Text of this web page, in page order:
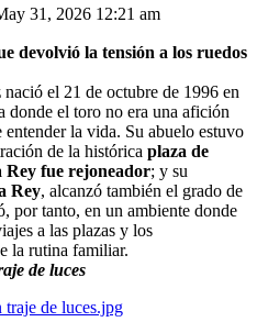
31, 2026 12:21 am
devolvió la tensión a los ruedos
nació el 21 de octubre de 1996 en
donde el toro no era una afición
la vida. Su abuelo estuvo
de la histórica plaza de
Rey fue rejoneador; y su
Rey, alcanzó también el grado de
por tanto, en un ambiente donde
a las plazas y los
la rutina familiar.
de luces